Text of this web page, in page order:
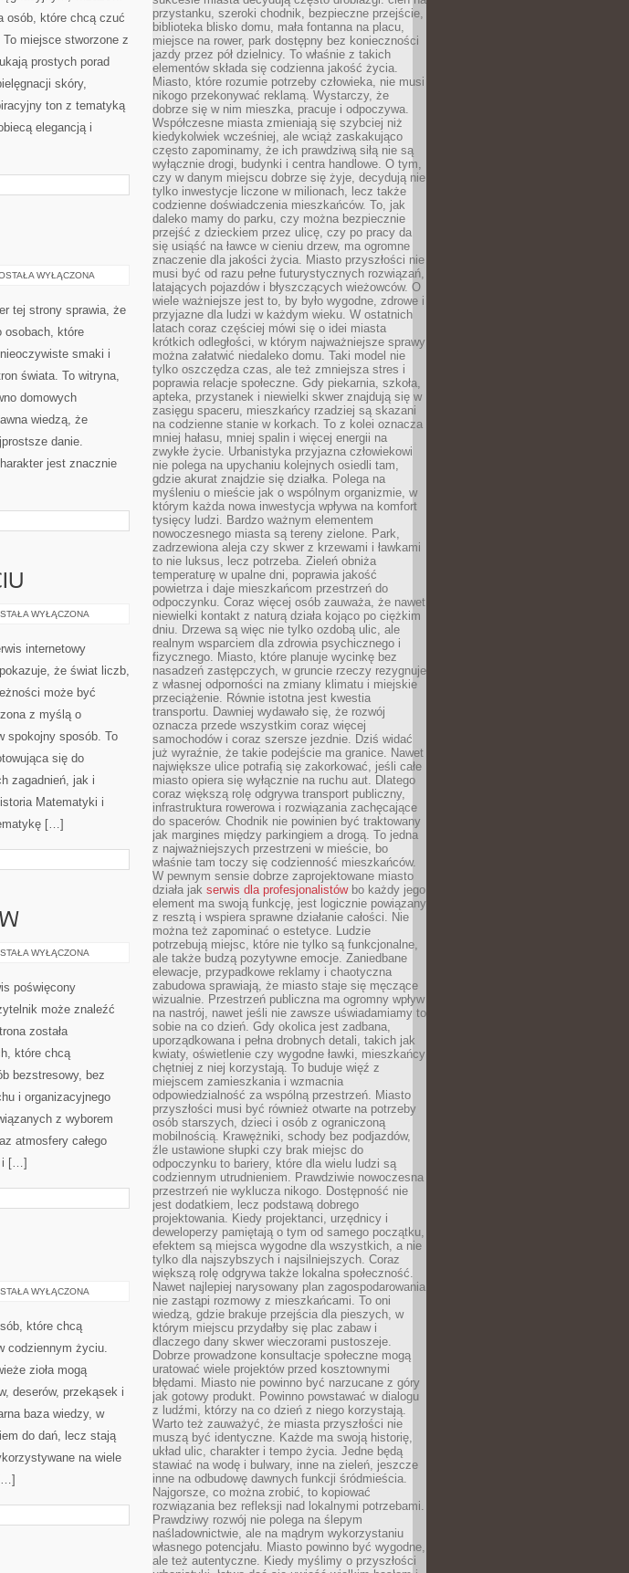
osób, które chcą czuć
miejsce stworzone z
prostych porad
skóry,
ton z tematyką
elegancją i
WYŁĄCZONA
tej strony sprawia, że
osobach, które
smaki i
świata. To witryna,
domowych
wiedzą, że
danie.
jest znacznie
WYŁĄCZONA
internetowy
że świat liczb,
może być
z myślą o
spokojny sposób. To
się do
zagadnień, jak i
Matematyki i
[…]
WYŁĄCZONA
poświęcony
może znaleźć
została
które chcą
bezstresowy, bez
i organizacyjnego
z wyborem
atmosfery całego
i […]
WYŁĄCZONA
które chcą
codziennym życiu.
zioła mogą
deserów, przekąsek i
baza wiedzy, w
do dań, lecz stają
na wiele
przystanku, szeroki chodnik, bezpieczne przejście,
biblioteka blisko domu, mała fontanna na placu,
miejsce na rower, park dostępny bez konieczności
jazdy przez pół dzielnicy. To właśnie z takich
elementów składa się codzienna jakość życia.
Miasto, które rozumie potrzeby człowieka, nie musi
nikogo przekonywać reklamą. Wystarczy, że
dobrze się w nim mieszka, pracuje i odpoczywa.
Współczesne miasta zmieniają się szybciej niż
kiedykolwiek wcześniej, ale wciąż zaskakująco
często zapominamy, że ich prawdziwą siłą nie są
wyłącznie drogi, budynki i centra handlowe. O tym,
czy w danym miejscu dobrze się żyje, decydują nie
tylko inwestycje liczone w milionach, lecz także
codzienne doświadczenia mieszkańców. To, jak
daleko mamy do parku, czy można bezpiecznie
przejść z dzieckiem przez ulicę, czy po pracy da
się usiąść na ławce w cieniu drzew, ma ogromne
znaczenie dla jakości życia. Miasto przyszłości nie
musi być od razu pełne futurystycznych rozwiązań,
latających pojazdów i błyszczących wieżowców. O
wiele ważniejsze jest to, by było wygodne, zdrowe i
przyjazne dla ludzi w każdym wieku. W ostatnich
latach coraz częściej mówi się o idei miasta
krótkich odległości, w którym najważniejsze sprawy
można załatwić niedaleko domu. Taki model nie
tylko oszczędza czas, ale też zmniejsza stres i
poprawia relacje społeczne. Gdy piekarnia, szkoła,
apteka, przystanek i niewielki skwer znajdują się w
zasięgu spaceru, mieszkańcy rzadziej są skazani
na codzienne stanie w korkach. To z kolei oznacza
mniej hałasu, mniej spalin i więcej energii na
zwykłe życie. Urbanistyka przyjazna człowiekowi
nie polega na upychaniu kolejnych osiedli tam,
gdzie akurat znajdzie się działka. Polega na
myśleniu o mieście jak o wspólnym organizmie, w
którym każda nowa inwestycja wpływa na komfort
tysięcy ludzi. Bardzo ważnym elementem
nowoczesnego miasta są tereny zielone. Park,
zadrzewiona aleja czy skwer z krzewami i ławkami
to nie luksus, lecz potrzeba. Zieleń obniża
temperaturę w upalne dni, poprawia jakość
powietrza i daje mieszkańcom przestrzeń do
odpoczynku. Coraz więcej osób zauważa, że nawet
niewielki kontakt z naturą działa kojąco po ciężkim
dniu. Drzewa są więc nie tylko ozdobą ulic, ale
realnym wsparciem dla zdrowia psychicznego i
fizycznego. Miasto, które planuje wycinkę bez
nasadzeń zastępczych, w gruncie rzeczy rezygnuje
z własnej odporności na zmiany klimatu i miejskie
przeciążenie. Równie istotna jest kwestia
transportu. Dawniej wydawało się, że rozwój
oznacza przede wszystkim coraz więcej
samochodów i coraz szersze jezdnie. Dziś widać
już wyraźnie, że takie podejście ma granice. Nawet
największe ulice potrafią się zakorkować, jeśli całe
miasto opiera się wyłącznie na ruchu aut. Dlatego
coraz większą rolę odgrywa transport publiczny,
infrastruktura rowerowa i rozwiązania zachęcające
do spacerów. Chodnik nie powinien być traktowany
jak margines między parkingiem a drogą. To jedna
z najważniejszych przestrzeni w mieście, bo
właśnie tam toczy się codzienność mieszkańców.
W pewnym sensie dobrze zaprojektowane miasto
działa jak serwis dla profesjonalistówbo każdy jego
element ma swoją funkcję, jest logicznie powiązany
z resztą i wspiera sprawne działanie całości. Nie
można też zapominać o estetyce. Ludzie
potrzebują miejsc, które nie tylko są funkcjonalne,
ale także budzą pozytywne emocje. Zaniedbane
elewacje, przypadkowe reklamy i chaotyczna
zabudowa sprawiają, że miasto staje się męczące
wizualnie. Przestrzeń publiczna ma ogromny wpływ
na nastrój, nawet jeśli nie zawsze uświadamiamy to
sobie na co dzień. Gdy okolica jest zadbana,
uporządkowana i pełna drobnych detali, takich jak
kwiaty, oświetlenie czy wygodne ławki, mieszkańcy
chętniej z niej korzystają. To buduje więź z
miejscem zamieszkania i wzmacnia
odpowiedzialność za wspólną przestrzeń. Miasto
przyszłości musi być również otwarte na potrzeby
osób starszych, dzieci i osób z ograniczoną
mobilnością. Krawężniki, schody bez podjazdów,
źle ustawione słupki czy brak miejsc do
odpoczynku to bariery, które dla wielu ludzi są
codziennym utrudnieniem. Prawdziwie nowoczesna
przestrzeń nie wyklucza nikogo. Dostępność nie
jest dodatkiem, lecz podstawą dobrego
projektowania. Kiedy projektanci, urzędnicy i
deweloperzy pamiętają o tym od samego początku,
efektem są miejsca wygodne dla wszystkich, a nie
tylko dla najszybszych i najsilniejszych. Coraz
większą rolę odgrywa także lokalna społeczność.
Nawet najlepiej narysowany plan zagospodarowania
nie zastąpi rozmowy z mieszkańcami. To oni
wiedzą, gdzie brakuje przejścia dla pieszych, w
którym miejscu przydałby się plac zabaw i
dlaczego dany skwer wieczorami pustoszeje.
Dobrze prowadzone konsultacje społeczne mogą
uratować wiele projektów przed kosztownymi
błędami. Miasto nie powinno być narzucane z góry
jak gotowy produkt. Powinno powstawać w dialogu
z ludźmi, którzy na co dzień z niego korzystają.
Warto też zauważyć, że miasta przyszłości nie
muszą być identyczne. Każde ma swoją historię,
układ ulic, charakter i tempo życia. Jedne będą
stawiać na wodę i bulwary, inne na zieleń, jeszcze
inne na odbudowę dawnych funkcji śródmieścia.
Najgorsze, co można zrobić, to kopiować
rozwiązania bez refleksji nad lokalnymi potrzebami.
Prawdziwy rozwój nie polega na ślepym
naśladownictwie, ale na mądrym wykorzystaniu
własnego potencjału. Miasto powinno być wygodne,
ale też autentyczne. Kiedy myślimy o przyszłości